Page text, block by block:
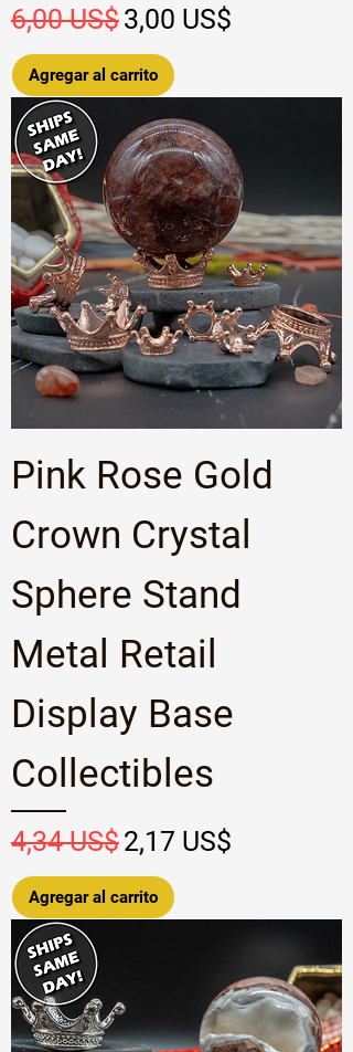
Precio
6,00 US$Precio de oferta
3,00 US$
Agregar al carrito
Pink Rose Gold
Crown Crystal
Sphere Stand
Metal Retail
Display Base
Collectibles
Precio
4,34 US$Precio de oferta
2,17 US$
Agregar al carrito